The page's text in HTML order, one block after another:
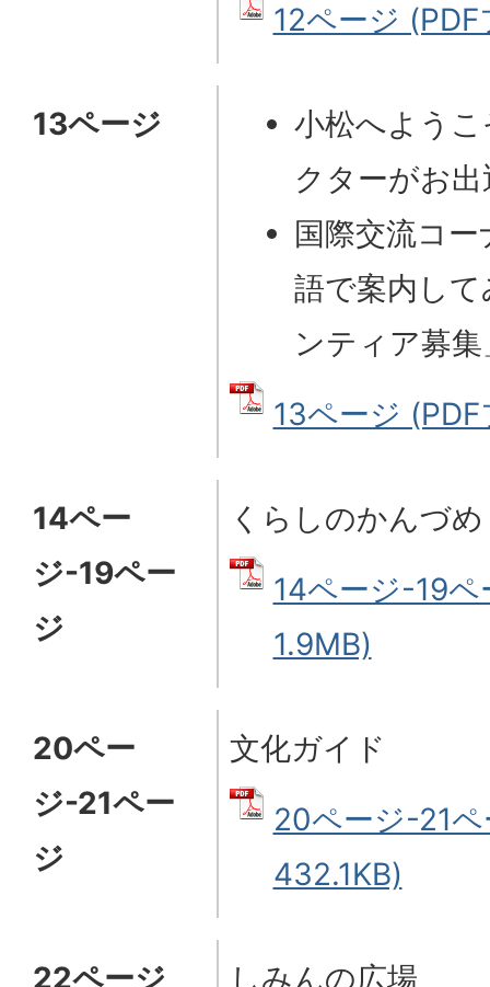
12ページ
13ページ
小松へよう
クターがお
国際交流コ
語で案内し
ンティア募集
13ページ
14ペー
ジ-19ペー
ジ
くらしのかんづめ
14ページ-19
1.9MB)
20ペー
ジ-21ペー
ジ
文化ガイド
20ページ-21
432.1KB)
22ページ
しみんの広場